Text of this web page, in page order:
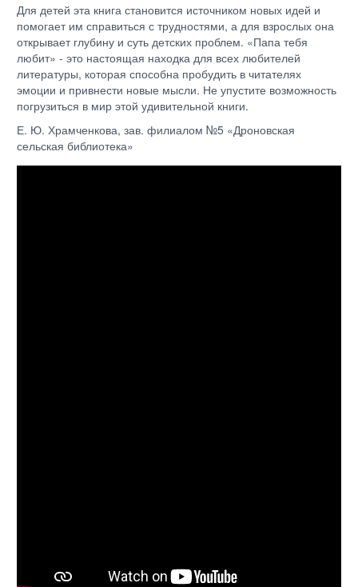
Для детей эта книга становится источником новых идей и
помогает им справиться с трудностями, а для взрослых она
открывает глубину и суть детских проблем. «Папа тебя
любит» - это настоящая находка для всех любителей
литературы, которая способна пробудить в читателях
эмоции и привнести новые мысли. Не упустите возможность
погрузиться в мир этой удивительной книги.
Е. Ю. Храмченкова, зав. филиалом №5 «Дроновская
сельская библиотека»